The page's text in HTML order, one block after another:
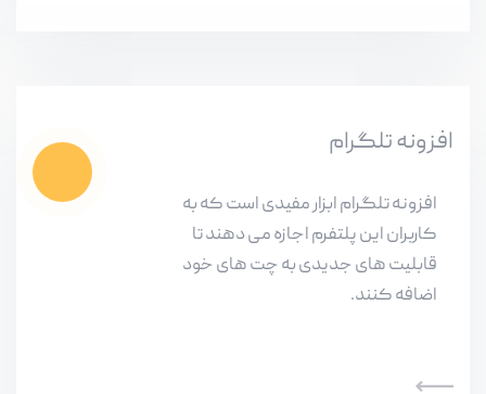
افزونه تلگرام
افزونه تلگرام ابزار مفیدی است که به
کاربران این پلتفرم اجازه می دهند تا
قابلیت های جدیدی به چت های خود
اضافه کنند.